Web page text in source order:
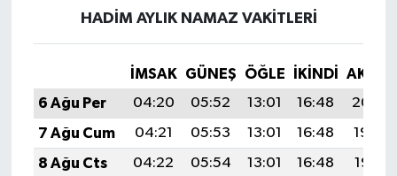
HADIM AYLIK NAMAZ VAKITLERI
İMSAK GÜNEŞ ÖĞLE İKINDI
6 Ağu Per
04:20 05:52 13:01 16:48
20:00
7 Ağu Cum
04:21 05:53 13:01 16:48
19:59
8 Ağu Cts
04:22 05:54 13:01 16:48
19:58